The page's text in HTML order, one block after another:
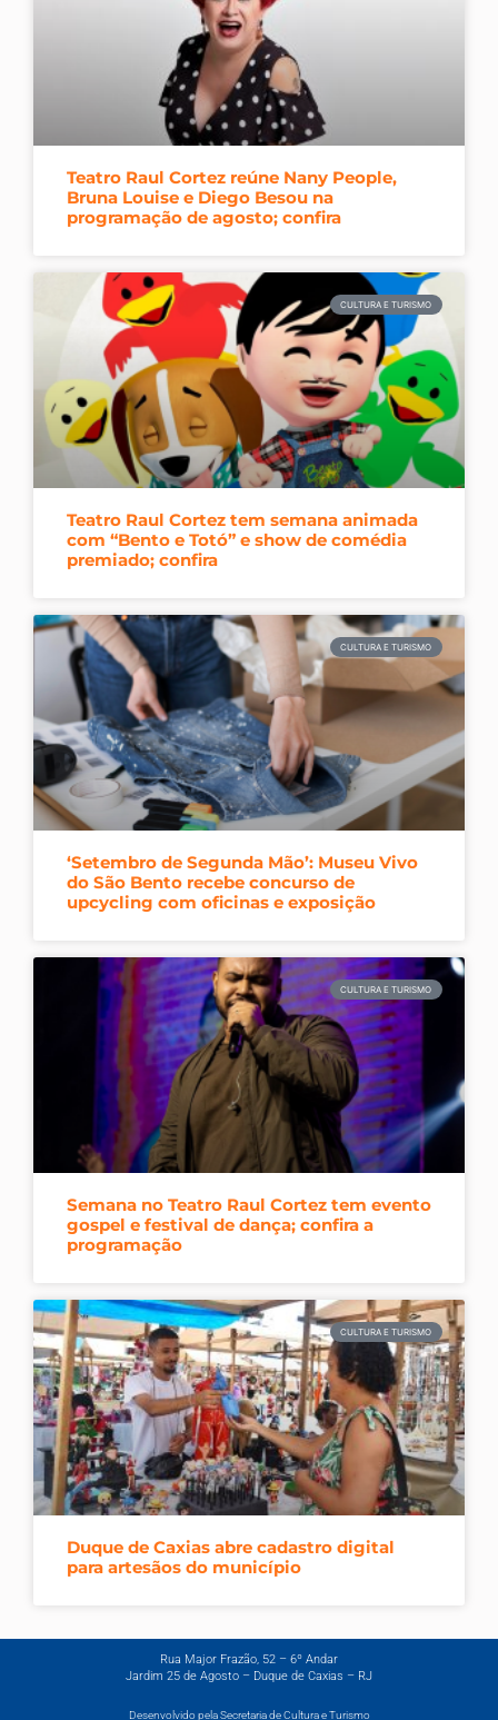
Teatro Raul Cortez reúne Nany People,
Bruna Louise e Diego Besou na
programação de agosto; confira
CULTURA E TURISMO
Teatro Raul Cortez tem semana animada
com “Bento e Totó” e show de comédia
premiado; confira
CULTURA E TURISMO
‘Setembro de Segunda Mão’: Museu Vivo
do São Bento recebe concurso de
upcycling com oficinas e exposição
CULTURA E TURISMO
Semana no Teatro Raul Cortez tem evento
gospel e festival de dança; confira a
programação
CULTURA E TURISMO
Duque de Caxias abre cadastro digital
para artesãos do município
Rua Major Frazão, 52 – 6º Andar
Jardim 25 de Agosto – Duque de Caxias – RJ
Desenvolvido pela Secretaria de Cultura e Turismo